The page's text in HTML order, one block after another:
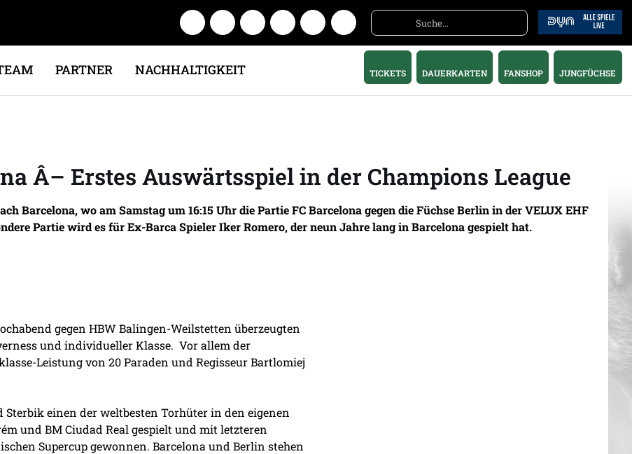
PARTNER NACHHALTIGKEIT TICKETS DAUERKARTEN FANSHOP JUNGFÜCHSE
Â– Erstes Auswärtsspiel in der Champions League
Barcelona, wo am Samstag um 16:15 Uhr die Partie FC Barcelona gegen die Füchse Berlin in der VELUX EHF
Partie wird es für Ex-Barca Spieler Iker Romero, der neun Jahre lang in Barcelona gespielt hat.
gegen HBW Balingen-Weilstetten überzeugten
und individueller Klasse. Vor allem der
Leistung von 20 Paraden und Regisseur Bartlomiej
einen der weltbesten Torhüter in den eigenen
und BM Ciudad Real gespielt und mit letzteren
Supercup gewonnen. Barcelona und Berlin stehen